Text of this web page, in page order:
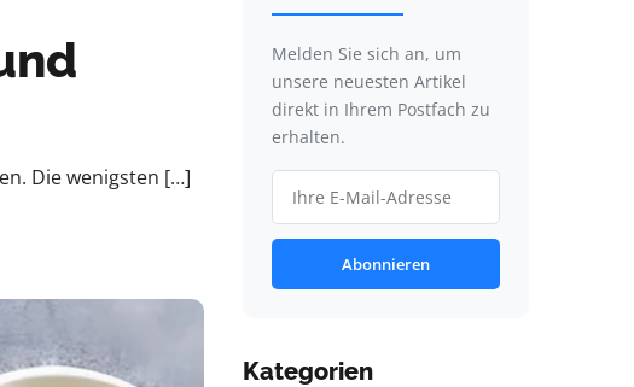
Die wenigsten […]
Melden Sie sich an, um
unsere neuesten Artikel
direkt in Ihrem Postfach zu
erhalten.
Abonnieren
Kategorien